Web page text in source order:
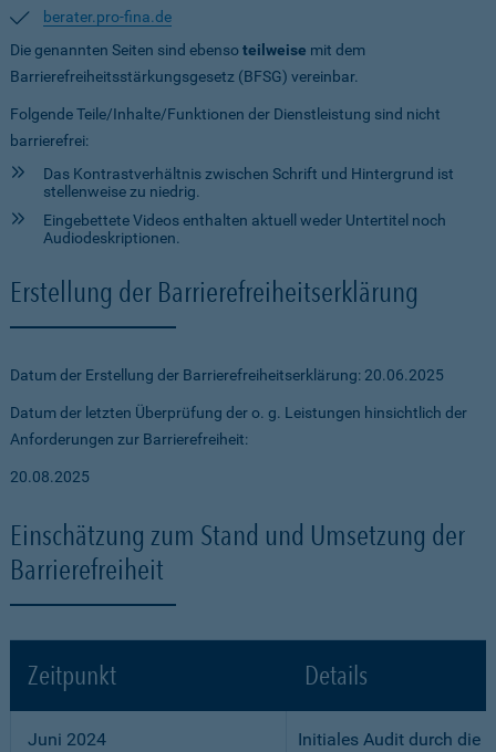
berater.pro-fina.de
Die genannten Seiten sind ebensoteilweise mit dem
Barrierefreiheitsstärkungsgesetz (BFSG) vereinbar.
Folgende Teile/Inhalte/Funktionen der Dienstleistung sind nicht
barrierefrei:
Das Kontrastverhältnis zwischen Schrift und Hintergrund ist
stellenweise zu niedrig.
Eingebettete Videos enthalten aktuell weder Untertitel noch
Audiodeskriptionen.
Erstellung der Barrierefreiheitserklärung
Datum der Erstellung der Barrierefreiheitserklärung: 20.06.2025
Datum der letzten Überprüfung der o. g. Leistungen hinsichtlich der
Anforderungen zur Barrierefreiheit:
20.08.2025
Einschätzung zum Stand und Umsetzung der
Barrierefreiheit
Zeitpunkt Details
Juni 2024
Initiales Audit durch die